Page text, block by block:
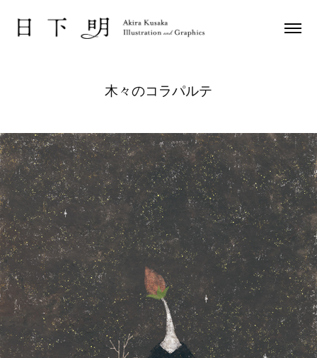
木々のコラパルテ